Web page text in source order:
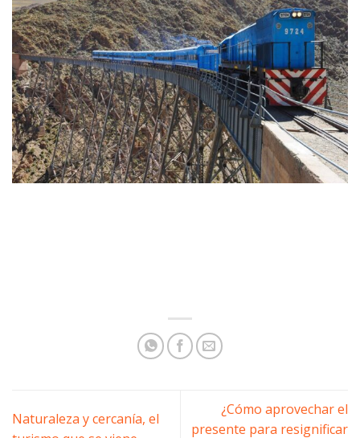
Naturaleza y cercanía, el
¿Cómo aprovechar el
presente para resignificar